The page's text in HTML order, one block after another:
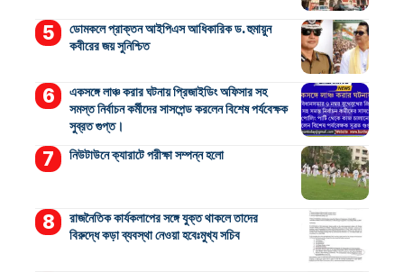
ডোমকলে প্রাক্তন আইপিএস আধিকারিক ড. হুমায়ুন
কবীরের জয় সুনিশ্চিত
একসঙ্গে লাঞ্চ করার ঘটনায় প্রিজাইডিং অফিসার সহ
সমস্ত নির্বাচন কর্মীদের সাসপেন্ড করলেন বিশেষ পর্যবেক্ষক
সুব্রত গুপ্ত।
নিউটাউনে ক্যারাটে পরীক্ষা সম্পন্ন হলো
রাজনৈতিক কার্যকলাপের সঙ্গে যুক্ত থাকলে তাদের
বিরুদ্ধে কড়া ব্যবস্থা নেওয়া হবেঃমুখ্য সচিব